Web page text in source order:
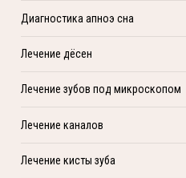
Диагностика апноэ сна
Лечение дёсен
Лечение зубов под микроскопом
Лечение каналов
Лечение кисты зуба